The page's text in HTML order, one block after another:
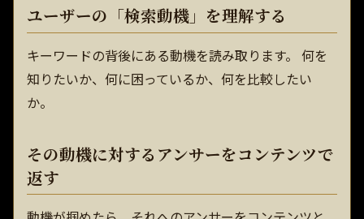
ユーザーの「検索動機」を理解する
キーワードの背後にある動機を読み取ります。 何を
知りたいか、何に困っているか、何を比較したい
か。
その動機に対するアンサーをコンテンツで
返す